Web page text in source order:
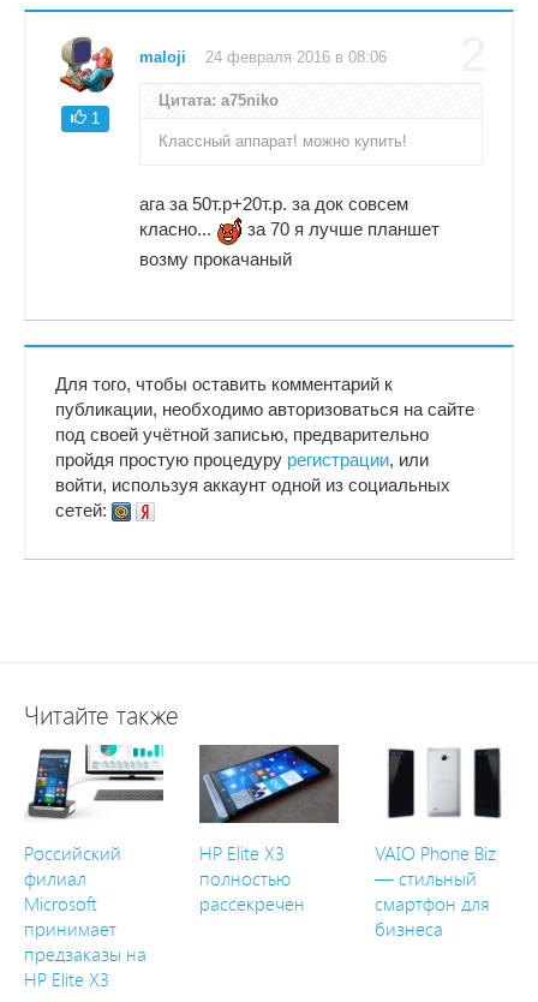
1
maloji 24 февраля 2016 в 08:06
Цитата: a75niko
Классный аппарат! можно купить!
ага за 50т.р+20т.р. за док совсем
класно...
за 70 я лучше планшет
возму прокачаный
Для того, чтобы оставить комментарий к
публикации, необходимо авторизоваться на сайте
под своей учётной записью, предварительно
пройдя простую процедуру регистрации, или
войти, используя аккаунт одной из социальных
сетей:
Читайте также
Российский
филиал
Microsoft
принимает
предзаказы на
HP Elite X3
HP Elite X3
полностью
рассекречен
VAIO Phone Biz
— стильный
смартфон для
бизнеса